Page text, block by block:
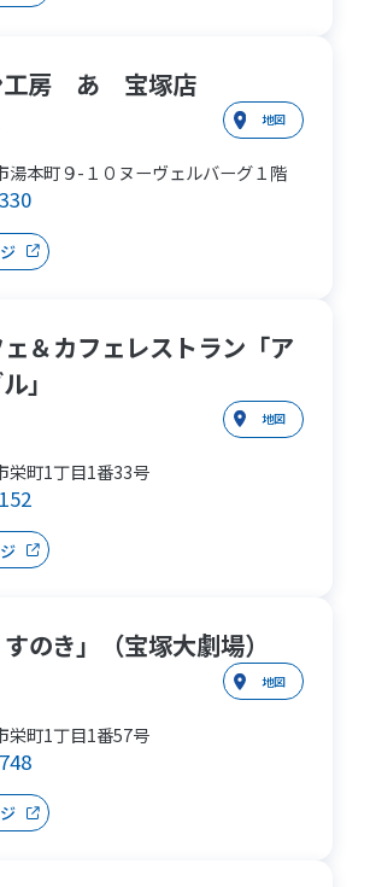
工房 あ 宝塚店
地図
湯本町９-１０ヌーヴェルバーグ１階
＆カフェレストラン「ア
」
地図
栄町1丁目1番33号
のき」（宝塚大劇場）
地図
栄町1丁目1番57号